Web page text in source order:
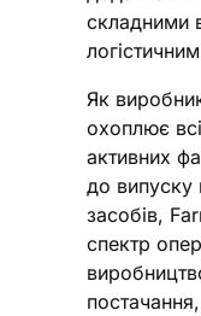
складними
Як
охоплює
активних
до випуску
засобів,
спектр